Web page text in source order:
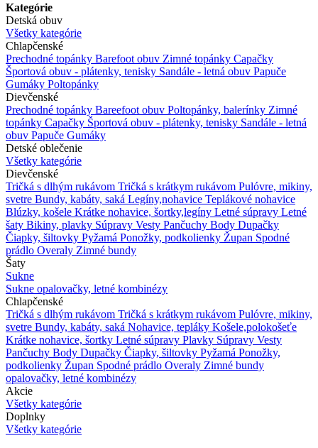
Kategórie
Detská obuv
Všetky kategórie
Chlapčenské
Prechodné topánky Barefoot obuv Zimné topánky Capačky
Športová obuv - plátenky, tenisky Sandále - letná obuv Papuče
Gumáky Poltopánky
Dievčenské
Prechodné topánky Bareefoot obuv Poltopánky, balerínky Zimné
topánky Capačky Športová obuv - plátenky, tenisky Sandále - letná
obuv Papuče Gumáky
Detské oblečenie
Všetky kategórie
Dievčenské
Tričká s dlhým rukávom Tričká s krátkym rukávom Pulóvre, mikiny,
svetre Bundy, kabáty, saká Legíny,nohavice Teplákové nohavice
Blúzky, košele Krátke nohavice, šortky,legíny Letné súpravy Letné
šaty Bikiny, plavky Súpravy Vesty Pančuchy Body Dupačky
Čiapky, šiltovky Pyžamá Ponožky, podkolienky Župan Spodné
prádlo Overaly Zimné bundy
Šaty
Sukne
Sukne opalovačky, letné kombinézy
Chlapčenské
Tričká s dlhým rukávom Tričká s krátkym rukávom Pulóvre, mikiny,
svetre Bundy, kabáty, saká Nohavice, tepláky Košele,polokošeťe
Krátke nohavice, šortky Letné súpravy Plavky Súpravy Vesty
Pančuchy Body Dupačky Čiapky, šiltovky Pyžamá Ponožky,
podkolienky Župan Spodné prádlo Overaly Zimné bundy
opalovačky, letné kombinézy
Akcie
Všetky kategórie
Doplnky
Všetky kategórie